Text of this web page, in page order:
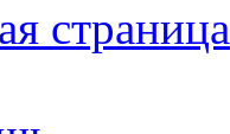
страница